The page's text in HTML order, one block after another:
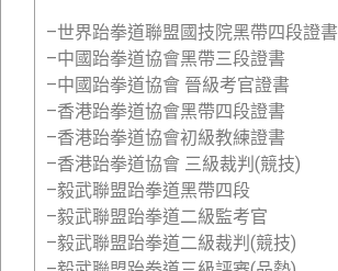
–世界跆拳道聯盟國技院黑帶四段證書
–中國跆拳道協會黑帶三段證書
–中國跆拳道協會 晉級考官證書
–香港跆拳道協會黑帶四段證書
–香港跆拳道協會初級教練證書
–香港跆拳道協會 三級裁判(競技)
–毅武聯盟跆拳道黑帶四段
–毅武聯盟跆拳道二級監考官
–毅武聯盟跆拳道二級裁判(競技)